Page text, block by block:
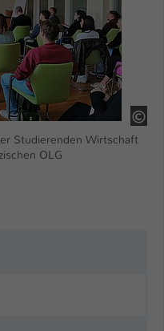
Studierenden Wirtschaft
OLG